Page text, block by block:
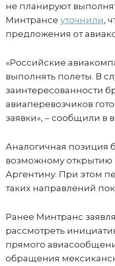
не планируют
Минтрансе уточнили,
предложения от
«Российские
выполнять полеты. В
заинтересованности
авиаперевозчиков
заявки», – сообщили в
Аналогичная позиция
возможному
Аргентину. При этом
таких направлений
Ранее Минтранс
рассмотреть
прямого
обращения